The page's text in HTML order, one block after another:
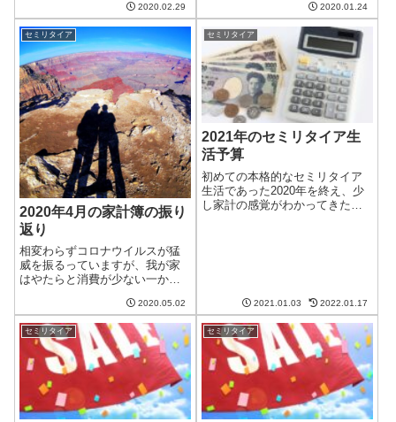
催されています。Yahoo!ショッ
ピングではプレ肉キャンペーン
が開催中です。Amazonタイムセ
ール祭り毎月恒例のAm...
2020.02.29
むき器)です。全身金属製のピー
ラーこの貝印のピーラーは全身
が金属製で風格漂うピーラーで
す。お値段は1,000円ほどと、
100...
2020.01.24
セミリタイア
2020年4月の家計簿の振り
返り
相変わらずコロナウイルスが猛
威を振るっていますが、我が家
はやたらと消費が少ない一か月
ずは収入についてです。収入予
算2020年4月の実際妻のパートの
稼ぎ140,000209,007繁忙期真っ
盛りのため大幅に上...
2020.05.02
セミリタイア
2021年のセミリタイア生
活予算
初めての本格的なセミリタイア
生活であった2020年を終え、少
し家計の感覚がわかってきた気
2021.01.03 2022.01.17
セミリタイア セミリタイア